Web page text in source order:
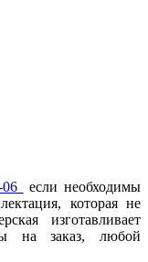
если необходимы
которая не
изготавливает
на заказ, любой